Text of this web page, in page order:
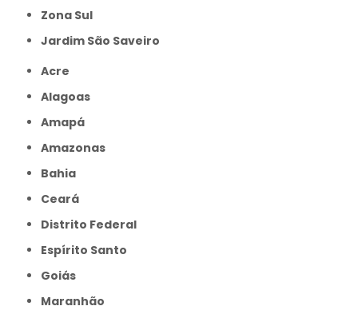
Zona Sul
jardim São Saveiro
Acre
Alagoas
Amapá
Amazonas
Bahia
Ceará
Distrito Federal
Espírito Santo
Goiás
Maranhão